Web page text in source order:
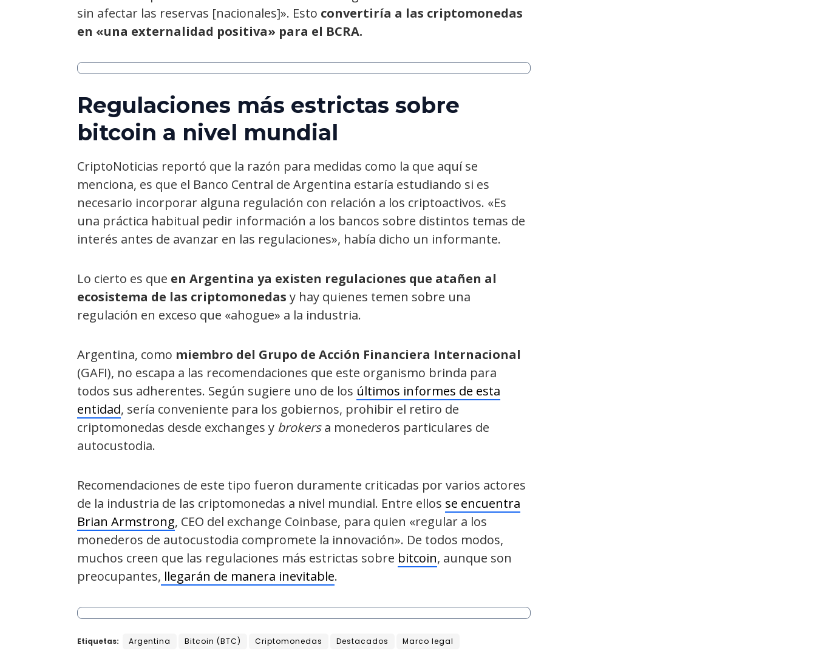
sin afectar las reservas [nacionales]». Esto convertiría a las criptomonedas
en «una externalidad positiva» para el BCRA.
Regulaciones más estrictas sobre
bitcoin a nivel mundial
CriptoNoticias reportó que la razón para medidas como la que aquí se
menciona, es que el Banco Central de Argentina estaría estudiando si es
necesario incorporar alguna regulación con relación a los criptoactivos. «Es
una práctica habitual pedir información a los bancos sobre distintos temas de
interés antes de avanzar en las regulaciones», había dicho un informante.
Lo cierto es que en Argentina ya existen regulaciones que atañen al
ecosistema de las criptomonedas y hay quienes temen sobre una
regulación en exceso que «ahogue» a la industria.
Argentina, como miembro del Grupo de Acción Financiera Internacional
(GAFI), no escapa a las recomendaciones que este organismo brinda para
todos sus adherentes. Según sugiere uno de los últimos informes de esta
entidad, sería conveniente para los gobiernos, prohibir el retiro de
criptomonedas desde exchanges y brokersa monederos particulares de
autocustodia.
Recomendaciones de este tipo fueron duramente criticadas por varios actores
de la industria de las criptomonedas a nivel mundial. Entre ellos se encuentra
Brian Armstrong, CEO del exchange Coinbase, para quien «regular a los
monederos de autocustodia compromete la innovación». De todos modos,
muchos creen que las regulaciones más estrictas sobre bitcoin, aunque son
preocupantes, llegarán de manera inevitable.
Etiquetas: Argentina Bitcoin (BTC) Criptomonedas Destacados Marco legal